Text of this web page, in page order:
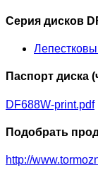
Серия дисков
Паспорт диска
DF688W-print.pdf
Подобрать
http://